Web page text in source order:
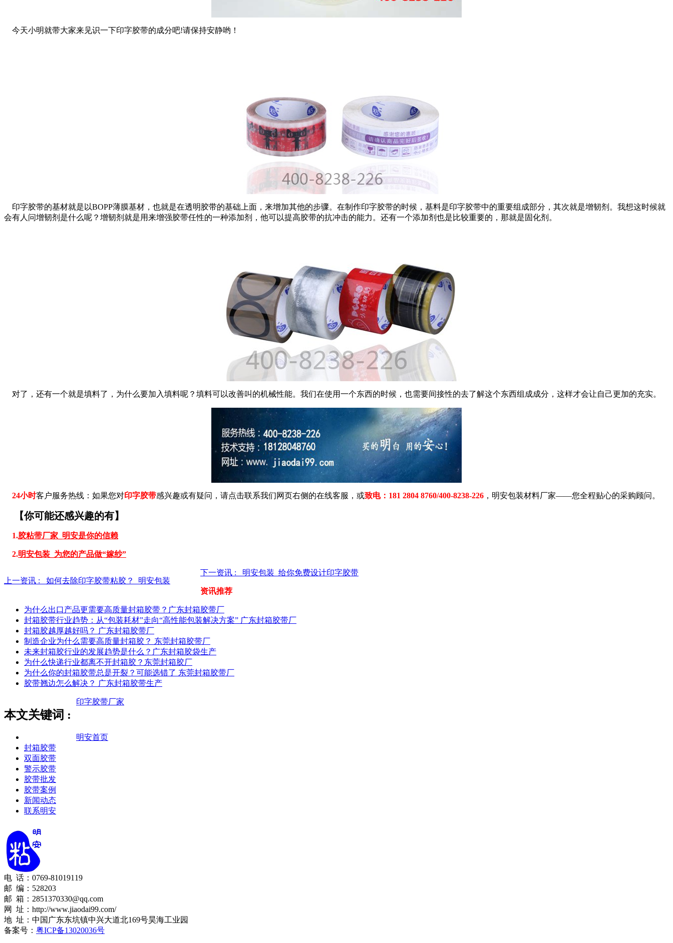
今天小明就带大家来见识一下印字胶带的成分吧!请保持安静哟！
印字胶带的基材就是以BOPP薄膜基材，也就是在透明胶带的基础上面，来增加其他的步骤。在制作印字胶带的时候，基料是印字胶带中的重要组成部分，其次就是增韧剂。我想这时候就
会有人问增韧剂是什么呢？增韧剂就是用来增强胶带任性的一种添加剂，他可以提高胶带的抗冲击的能力。还有一个添加剂也是比较重要的，那就是固化剂。
对了，还有一个就是填料了，为什么要加入填料呢？填料可以改善叫的机械性能。我们在使用一个东西的时候，也需要间接性的去了解这个东西组成成分，这样才会让自己更加的充实。
24小时客户服务热线：如果您对印字胶带感兴趣或有疑问，请点击联系我们网页右侧的在线客服，或致电：181 2804 8760/400-8238-226 ，明安包装材料厂家——您全程贴心的采购顾问。
【你可能还感兴趣的有】
1.胶粘带厂家_明安是你的信赖
2.明安包装_为您的产品做“嫁纱”
上一资讯 : 如何去除印字胶带粘胶？_明安包装
下一资讯 : 明安包装_给你免费设计印字胶带
资讯推荐
为什么出口产品更需要高质量封箱胶带？广东封箱胶带厂
封箱胶带行业趋势：从“包装耗材”走向“高性能包装解决方案” 广东封箱胶带厂
封箱胶越厚越好吗？ 广东封箱胶带厂
制造企业为什么需要高质量封箱胶？ 东莞封箱胶带厂
未来封箱胶行业的发展趋势是什么？广东封箱胶袋生产
为什么快递行业都离不开封箱胶？东莞封箱胶厂
为什么你的封箱胶带总是开裂？可能选错了 东莞封箱胶带厂
胶带翘边怎么解决？ 广东封箱胶带生产
本文关键词 :
印字胶带厂家
明安首页
封箱胶带
双面胶带
警示胶带
胶带批发
胶带案例
新闻动态
联系明安
电 话：0769-81019119
邮 编：528203
邮 箱：2851370330@qq.com
网 址：http://www.jiaodai99.com/
地 址：中国广东东坑镇中兴大道北169号昊海工业园
备案号： 粤ICP备13020036号